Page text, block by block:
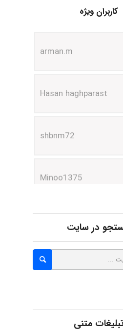
کاربران ویژه
fahimeh sheibani
در سایت
متنی